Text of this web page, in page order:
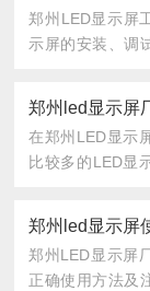
郑州LED显示屏
示屏的安装、调
郑州led显示屏
在郑州LED显示
比较多的LED显
郑州led显示屏
郑州LED显示屏
正确使用方法及